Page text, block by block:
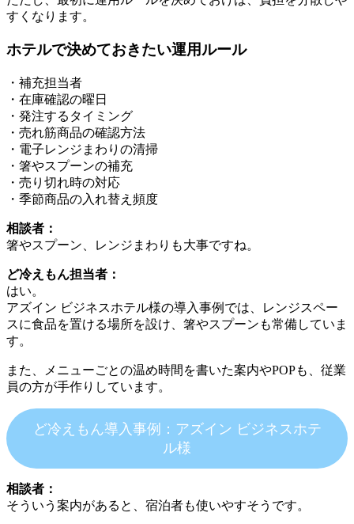
すくなります。
ホテルで決めておきたい運用ルール
・補充担当者
・在庫確認の曜日
・発注するタイミング
・売れ筋商品の確認方法
・電子レンジまわりの清掃
・箸やスプーンの補充
・売り切れ時の対応
・季節商品の入れ替え頻度
相談者：
箸やスプーン、レンジまわりも大事ですね。
ど冷えもん担当者：
はい。
アズイン ビジネスホテル様の導入事例では、レンジスペー
スに食品を置ける場所を設け、箸やスプーンも常備していま
す。
また、メニューごとの温め時間を書いた案内やPOPも、従業
員の方が手作りしています。
ど冷えもん導入事例：アズイン ビジネスホテ
ル様
相談者：
そういう案内があると、宿泊者も使いやすそうです。